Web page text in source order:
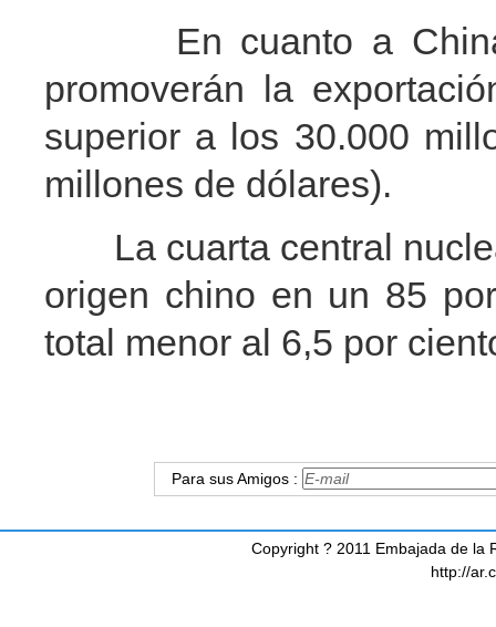
En cuanto a China,
promoverán la
superior a los 30.000
millones de dólares).
La cuarta central
origen chino en un 85
total menor al 6,5 por
Para sus Amigos :
Copyright ? 2011 Embajada de la
http://